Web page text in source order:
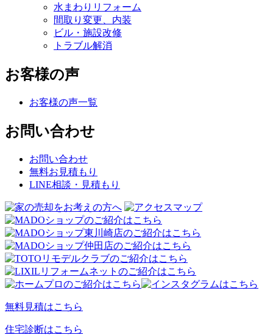
水まわりリフォーム
間取り変更、内装
ビル・施設改修
トラブル解消
お客様の声
お客様の声一覧
お問い合わせ
お問い合わせ
無料お見積もり
LINE相談・見積もり
無料見積はこちら
住宅診断はこちら